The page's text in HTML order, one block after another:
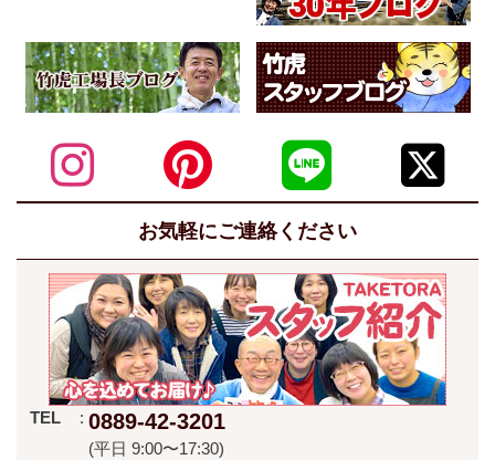
お気軽にご連絡ください
TEL 0889-42-3201
(平日 9:00〜17:30)